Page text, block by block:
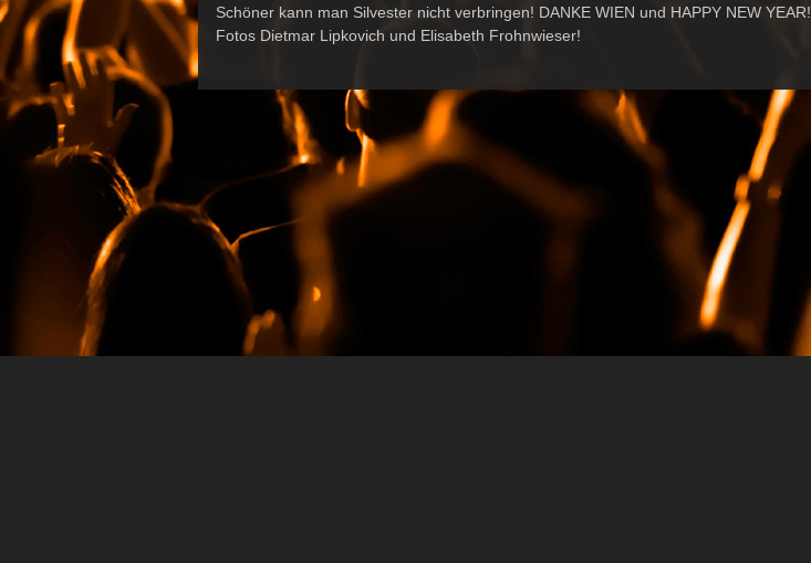
Schöner kann man Silvester nicht verbringen! DANKE WIEN und HAPPY NEW YEAR!
Fotos Dietmar Lipkovich und Elisabeth Frohnwieser!